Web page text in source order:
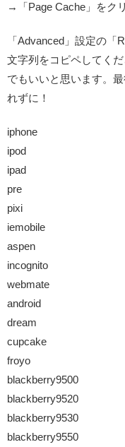
→「Page Cache」をク
「Advanced」設定の「
文字列をコピペしてく
でもいいと思います。
れずに！
iphone
ipod
ipad
pre
pixi
iemobile
aspen
incognito
webmate
android
dream
cupcake
froyo
blackberry9500
blackberry9520
blackberry9530
blackberry9550